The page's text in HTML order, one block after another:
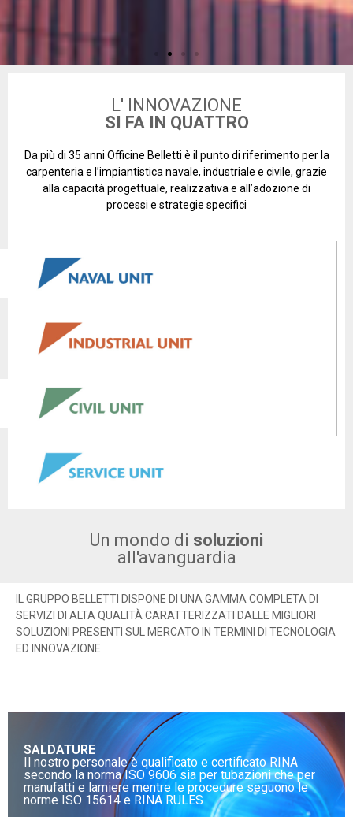
professionisti
nell'impiantistica,
da oltre 35
anni.
L' INNOVAZIONE
SI FA IN QUATTRO
Da più di 35 anni Officine Belletti è il punto di riferimento per la
carpenteria e l’impiantistica navale, industriale e civile, grazie
alla capacità progettuale, realizzativa e all’adozione di
processi e strategie specifici
Un mondo di soluzioni
all'avanguardia
IL GRUPPO BELLETTI DISPONE DI UNA GAMMA COMPLETA DI
SERVIZI DI ALTA QUALITÀ CARATTERIZZATI DALLE MIGLIORI
SOLUZIONI PRESENTI SUL MERCATO IN TERMINI DI TECNOLOGIA
ED INNOVAZIONE
SALDATURE
Il nostro personale è qualificato e certificato RINA
secondo la norma ISO 9606 sia per tubazioni che per
manufatti e lamiere mentre le procedure seguono le
norme ISO 15614 e RINA RULES